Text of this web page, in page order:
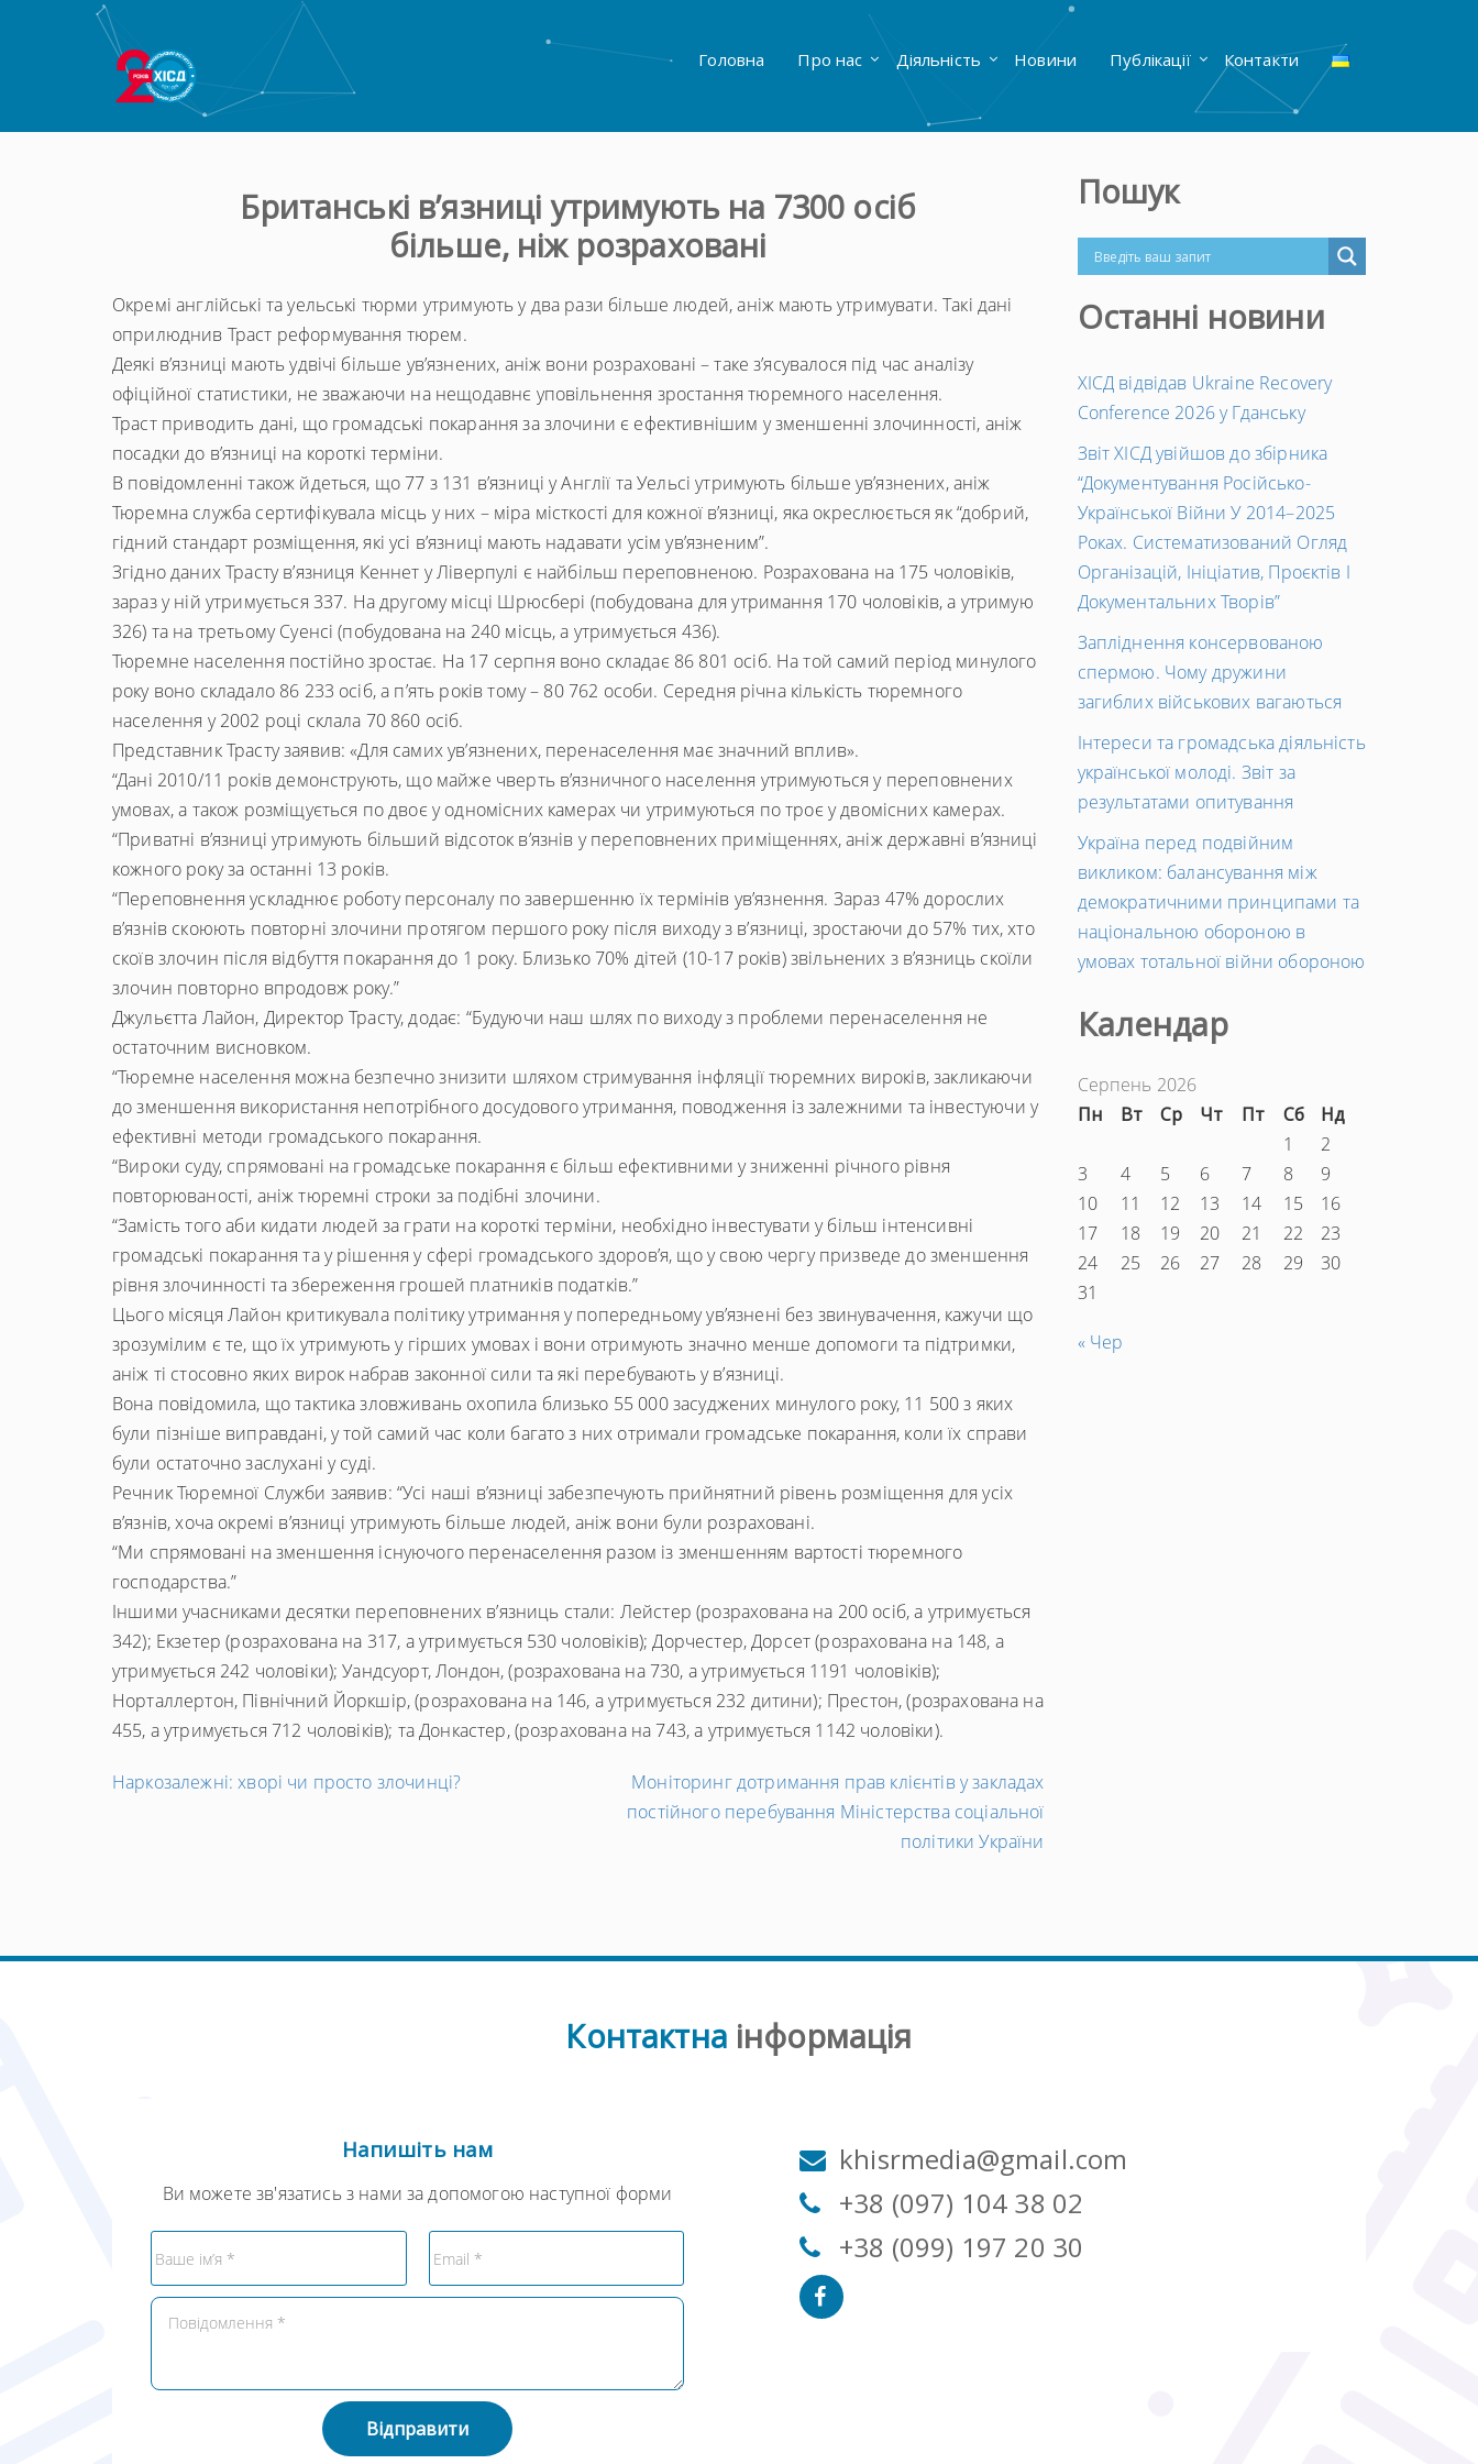
Головна Про нас Діяльність Новини Публікації Контакти
Британські в’язниці утримують на 7300 осіб
більше, ніж розраховані
Окремі англійські та уельські тюрми утримують у два рази більше людей, аніж мають утримувати. Такі дані
оприлюднив Траст реформування тюрем.
Деякі в’язниці мають удвічі більше ув’язнених, аніж вони розраховані – таке з’ясувалося під час аналізу
офіційної статистики, не зважаючи на нещодавнє уповільнення зростання тюремного населення.
Траст приводить дані, що громадські покарання за злочини є ефективнішим у зменшенні злочинності, аніж
посадки до в’язниці на короткі терміни.
В повідомленні також йдеться, що 77 з 131 в’язниці у Англії та Уельсі утримують більше ув’язнених, аніж
Тюремна служба сертифікувала місць у них – міра місткості для кожної в’язниці, яка окреслюється як “добрий,
гідний стандарт розміщення, які усі в’язниці мають надавати усім ув’язненим”.
Згідно даних Трасту в’язниця Кеннет у Ліверпулі є найбільш переповненою. Розрахована на 175 чоловіків,
зараз у ній утримується 337. На другому місці Шрюсбері (побудована для утримання 170 чоловіків, а утримую
326) та на третьому Суенсі (побудована на 240 місць, а утримується 436).
Тюремне населення постійно зростає. На 17 серпня воно складає 86 801 осіб. На той самий період минулого
року воно складало 86 233 осіб, а п’ять років тому – 80 762 особи. Середня річна кількість тюремного
населення у 2002 році склала 70 860 осіб.
Представник Трасту заявив: «Для самих ув’язнених, перенаселення має значний вплив».
“Дані 2010/11 років демонструють, що майже чверть в’язничного населення утримуються у переповнених
умовах, а також розміщується по двоє у одномісних камерах чи утримуються по троє у двомісних камерах.
“Приватні в’язниці утримують більший відсоток в’язнів у переповнених приміщеннях, аніж державні в’язниці
кожного року за останні 13 років.
“Переповнення ускладнює роботу персоналу по завершенню їх термінів ув’язнення. Зараз 47% дорослих
в’язнів скоюють повторні злочини протягом першого року після виходу з в’язниці, зростаючи до 57% тих, хто
скоїв злочин після відбуття покарання до 1 року. Близько 70% дітей (10-17 років) звільнених з в’язниць скоїли
злочин повторно впродовж року.”
Джульєтта Лайон, Директор Трасту, додає: “Будуючи наш шлях по виходу з проблеми перенаселення не
остаточним висновком.
“Тюремне населення можна безпечно знизити шляхом стримування інфляції тюремних вироків, закликаючи
до зменшення використання непотрібного досудового утримання, поводження із залежними та інвестуючи у
ефективні методи громадського покарання.
“Вироки суду, спрямовані на громадське покарання є більш ефективними у зниженні річного рівня
повторюваності, аніж тюремні строки за подібні злочини.
“Замість того аби кидати людей за грати на короткі терміни, необхідно інвестувати у більш інтенсивні
громадські покарання та у рішення у сфері громадського здоров’я, що у свою чергу призведе до зменшення
рівня злочинності та збереження грошей платників податків.”
Цього місяця Лайон критикувала політику утримання у попередньому ув’язнені без звинувачення, кажучи що
зрозумілим є те, що їх утримують у гірших умовах і вони отримують значно менше допомоги та підтримки,
аніж ті стосовно яких вирок набрав законної сили та які перебувають у в’язниці.
Вона повідомила, що тактика зловживань охопила близько 55 000 засуджених минулого року, 11 500 з яких
були пізніше виправдані, у той самий час коли багато з них отримали громадське покарання, коли їх справи
були остаточно заслухані у суді.
Речник Тюремної Служби заявив: “Усі наші в’язниці забезпечують прийнятний рівень розміщення для усіх
в’язнів, хоча окремі в’язниці утримують більше людей, аніж вони були розраховані.
“Ми спрямовані на зменшення існуючого перенаселення разом із зменшенням вартості тюремного
господарства.”
Іншими учасниками десятки переповнених в’язниць стали: Лейстер (розрахована на 200 осіб, а утримується
342); Екзетер (розрахована на 317, а утримується 530 чоловіків); Дорчестер, Дорсет (розрахована на 148, а
утримується 242 чоловіки); Уандсуорт, Лондон, (розрахована на 730, а утримується 1191 чоловіків);
Норталлертон, Північний Йоркшір, (розрахована на 146, а утримується 232 дитини); Престон, (розрахована на
455, а утримується 712 чоловіків); та Донкастер, (розрахована на 743, а утримується 1142 чоловіки).
←
Наркозалежні: хворі чи просто злочинці?
запис
Моніторинг дотримання прав клієнтів у закладах
постійного перебування Міністерства соціальної
політики України
Пошук
Останні новини
ХІСД відвідав Ukraine Recovery
Conference 2026 у Гданську
Звіт ХІСД увійшов до збірника
“Документування Російсько-
Української Війни У 2014–2025
Роках. Систематизований Огляд
Організацій, Ініціатив, Проєктів І
Документальних Творів”
Запліднення консервованою
спермою. Чому дружини
загиблих військових вагаються
Інтереси та громадська діяльність
української молоді. Звіт за
результатами опитування
Україна перед подвійним
викликом: балансування між
демократичними принципами та
національною обороною в
умовах тотальної війни обороною
Календар
Серпень 2026
Пн
Вт Ср Чт Пт Сб
Нд
1
2
3
4 5 6 7 8
9
10
11 12 13 14 15
16
17
18 19 20 21 22
23
24
25 26 27 28 29
30
31
« Чер
Контактна інформація
Напишіть нам
Ви можете зв'язатись з нами за допомогою наступної форми
Відправити
khisrmedia@gmail.com
+38 (097) 104 38 02
+38 (099) 197 20 30